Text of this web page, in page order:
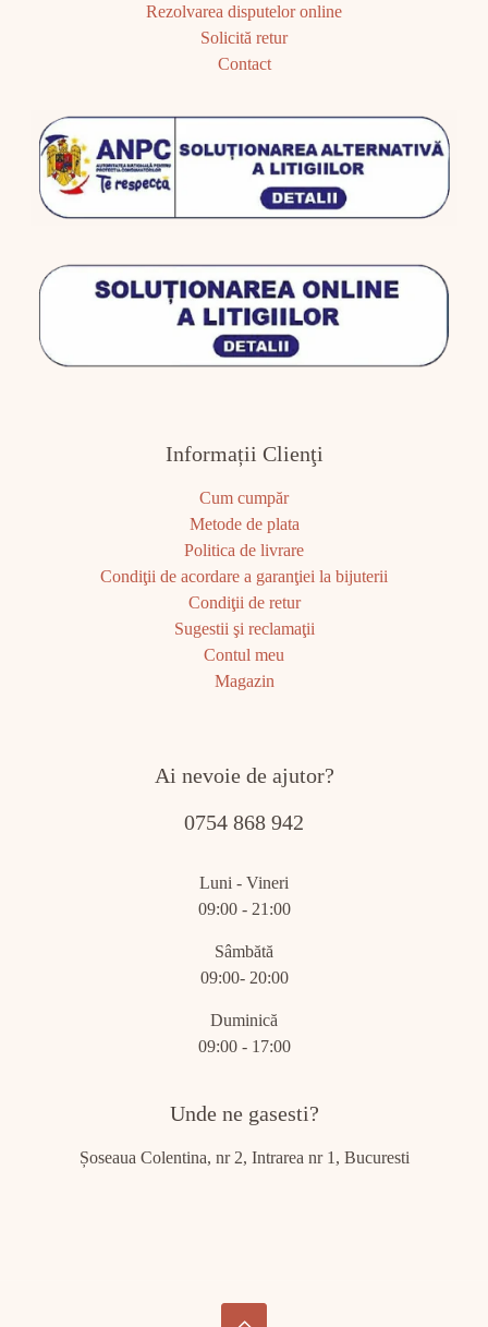
Rezolvarea disputelor online
Solicită retur
Contact
Informații Clienţi
Cum cumpăr
Metode de plata
Politica de livrare
Condiţii de acordare a garanţiei la bijuterii
Condiţii de retur
Sugestii şi reclamaţii
Contul meu
Magazin
Ai nevoie de ajutor?
0754 868 942
Luni - Vineri
09:00 - 21:00
Sâmbătă
09:00- 20:00
Duminică
09:00 - 17:00
Unde ne gasesti?
Șoseaua Colentina, nr 2, Intrarea nr 1, Bucuresti